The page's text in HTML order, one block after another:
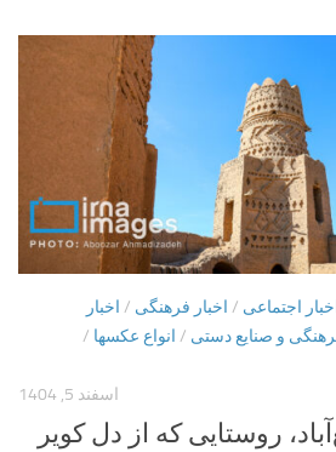
اجتماعی / اخبار فرهنگی / اخبار
و صنایع دستی / انواع عکسها /
اسفند 5, 1404
روستایی که از دل کویر